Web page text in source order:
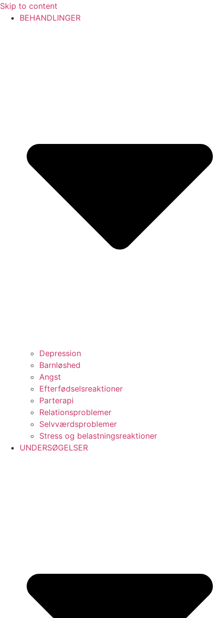
Skip to content
BEHANDLINGER
Depression
Barnløshed
Angst
Efterfødselsreaktioner
Parterapi
Relationsproblemer
Selvværdsproblemer
Stress og belastningsreaktioner
UNDERSØGELSER